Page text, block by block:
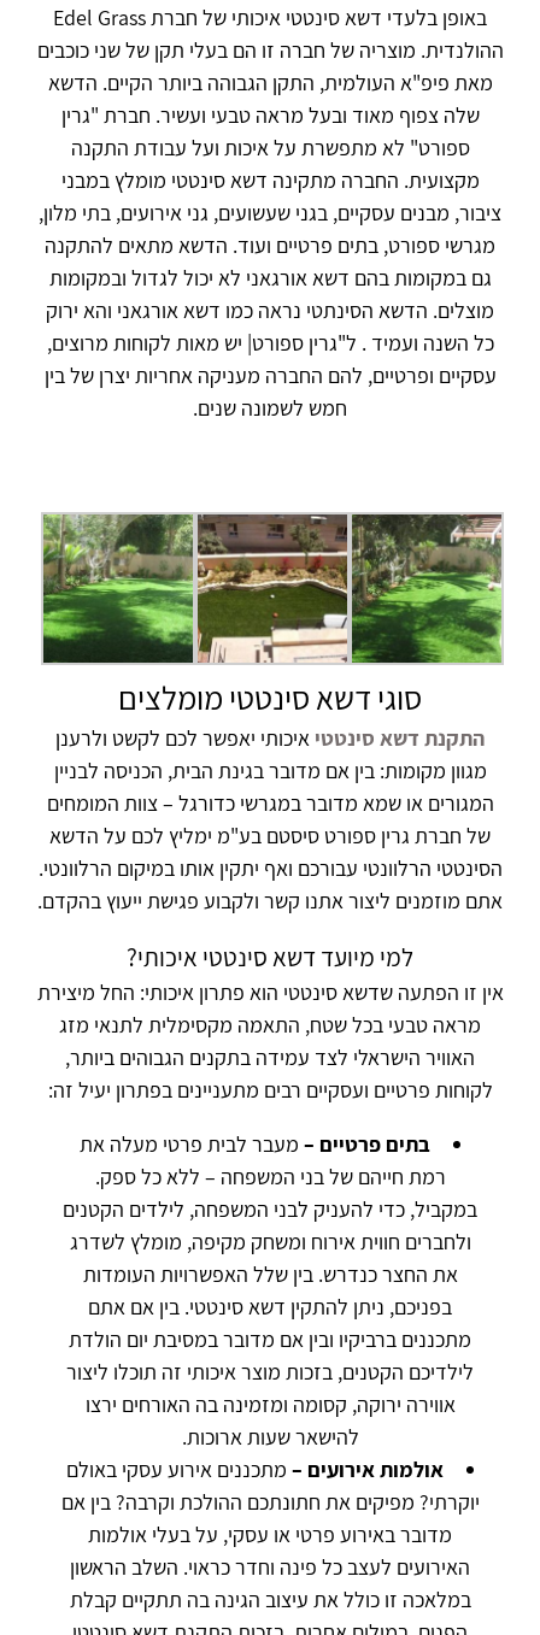
באופן בלעדי דשא סינטטי איכותי של חברת Edel Grass
ההולנדית. מוצריה של חברה זו הם בעלי תקן של שני כוכבים
מאת פיפ"א העולמית, התקן הגבוהה ביותר הקיים. הדשא
שלה צפוף מאוד ובעל מראה טבעי ועשיר. חברת "גרין
ספורט" לא מתפשרת על איכות ועל עבודת התקנה
מקצועית. החברה מתקינה דשא סינטטי מומלץ במבני
ציבור, מבנים עסקיים, בגני שעשועים, גני אירועים, בתי מלון,
מגרשי ספורט, בתים פרטיים ועוד. הדשא מתאים להתקנה
גם במקומות בהם דשא אורגאני לא יכול לגדול ובמקומות
מוצלים. הדשא הסינתטי נראה כמו דשא אורגאני והא ירוק
כל השנה ועמיד . ל"גרין ספורט| יש מאות לקוחות מרוצים,
עסקיים ופרטיים, להם החברה מעניקה אחריות יצרן של בין
חמש לשמונה שנים.
סוגי דשא סינטטי מומלצים
התקנת דשא סינטטי איכותי יאפשר לכם לקשט ולרענן
מגוון מקומות: בין אם מדובר בגינת הבית, הכניסה לבניין
המגורים או שמא מדובר במגרשי כדורגל – צוות המומחים
של חברת גרין ספורט סיסטם בע"מ ימליץ לכם על הדשא
הסינטטי הרלוונטי עבורכם ואף יתקין אותו במיקום הרלוונטי.
אתם מוזמנים ליצור אתנו קשר ולקבוע פגישת ייעוץ בהקדם.
למי מיועד דשא סינטטי איכותי?
אין זו הפתעה שדשא סינטטי הוא פתרון איכותי: החל מיצירת
מראה טבעי בכל שטח, התאמה מקסימלית לתנאי מזג
האוויר הישראלי לצד עמידה בתקנים הגבוהים ביותר,
לקוחות פרטיים ועסקיים רבים מתעניינים בפתרון יעיל זה:
בתים פרטיים –מעבר לבית פרטי מעלה את
רמת חייהם של בני המשפחה – ללא כל ספק.
במקביל, כדי להעניק לבני המשפחה, לילדים הקטנים
ולחברים חווית אירוח ומשחק מקיפה, מומלץ לשדרג
את החצר כנדרש. בין שלל האפשרויות העומדות
בפניכם, ניתן להתקין דשא סינטטי. בין אם אתם
מתכננים ברביקיו ובין אם מדובר במסיבת יום הולדת
לילדיכם הקטנים, בזכות מוצר איכותי זה תוכלו ליצור
אווירה ירוקה, קסומה ומזמינה בה האורחים ירצו
להישאר שעות ארוכות.
אולמות אירועים –מתכננים אירוע עסקי באולם
יוקרתי? מפיקים את חתונתכם ההולכת וקרבה? בין אם
מדובר באירוע פרטי או עסקי, על בעלי אולמות
האירועים לעצב כל פינה וחדר כראוי. השלב הראשון
במלאכה זו כולל את עיצוב הגינה בה תתקיים קבלת